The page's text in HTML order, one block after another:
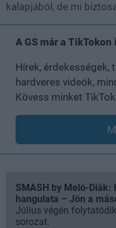
kalapjából, de mi
A GS már a TikTokon
Hírek, érdekességek,
hardveres videók,
Kövess minket
SMASH by Meló-Diák:
hangulata – Jön a
Július végén
sorozat.